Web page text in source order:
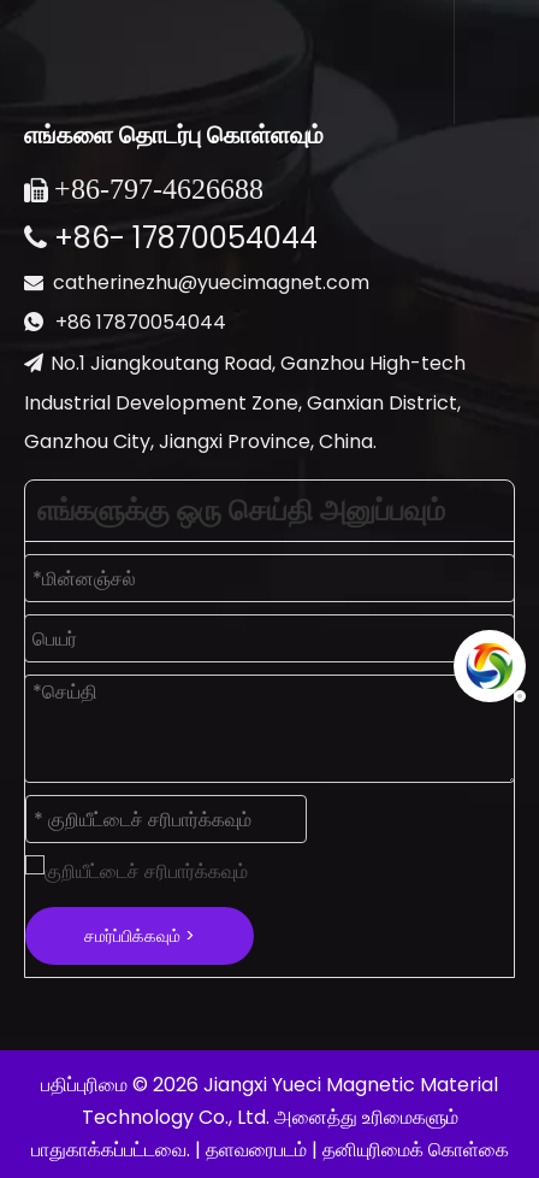
எங்களை தொடர்பு கொள்ளவும்
 +86-797-4626688
 +86- 17870054044
 catherinezhu@yuecimagnet.com
 +86 17870054044
 No.1 Jiangkoutang Road, Ganzhou High-tech
Industrial Development Zone, Ganxian District,
Ganzhou City, Jiangxi Province, China.
எங்களுக்கு ஒரு செய்தி அனுப்பவும்
சமர்ப்பிக்கவும் >
பதிப்புரிமை © 2026Jiangxi Yueci Magnetic Material
Technology Co., Ltd. அனைத்து உரிமைகளும்
பாதுகாக்கப்பட்டவை. | தளவரைபடம்| தனியுரிமைக் கொள்கை